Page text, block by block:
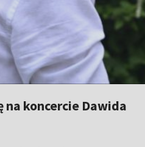
na koncercie Dawida